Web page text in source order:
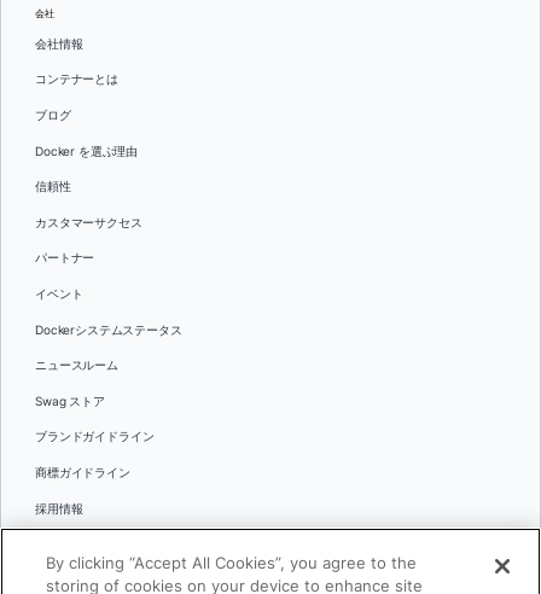
会社
会社情報
コンテナーとは
ブログ
Docker を選ぶ理由
信頼性
カスタマーサクセス
パートナー
イベント
Dockerシステムステータス
ニュースルーム
Swag ストア
ブランドガイドライン
商標ガイドライン
採用情報
言語By clicking “Accept All Cookies”, you agree to the
storing of cookies on your device to enhance site